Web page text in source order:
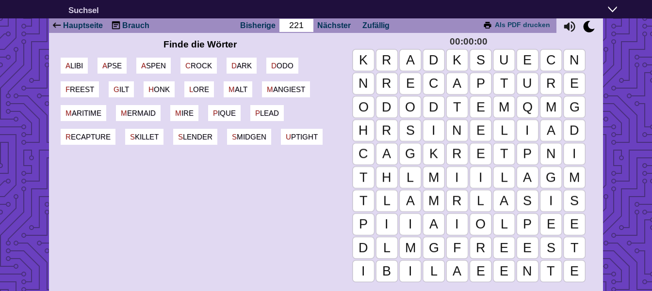
Suchsel
Hauptseite Brauch Bisherige Nächster Zufällig Als PDF drucken
00:00:00
Finde die Wörter
ALIBI APSE ASPEN CROCK DARK DODO
FREEST GILT HONK LORE MALT MANGIEST
MARITIME MERMAID MIRE PIQUE PLEAD
RECAPTURE SKILLET SLENDER SMIDGEN UPTIGHT